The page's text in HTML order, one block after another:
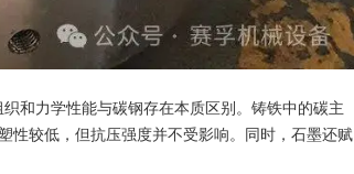
和力学性能与碳钢存在本质区别。铸铁中的碳主
性较低，但抗压强度并不受影响。同时，石墨还赋